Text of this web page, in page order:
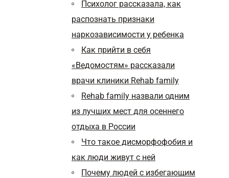
Психолог рассказала, как
распознать признаки
наркозависимости у ребенка
Как прийти в себя
«Ведомостям» рассказали
врачи клиники Rehab family
Rehab family назвали одним
из лучших мест для осеннего
отдыха в России
Что такое дисморфофобия и
как люди живут с ней
Почему людей с избегающим